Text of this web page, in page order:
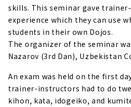
skills. This seminar gave
experience which they can use
students in their own Dojos.
The organizer of the seminar
Nazarov (3rd Dan), Uzbekistan
An exam was held on the first
trainer-instructors had to do
kihon, kata, idogeiko, and